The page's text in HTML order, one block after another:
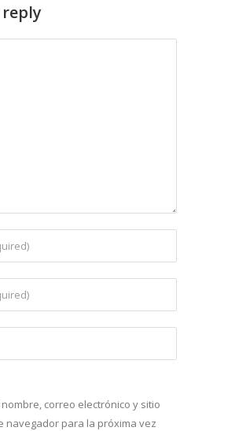
reply
correo electrónico y sitio
navegador para la próxima vez